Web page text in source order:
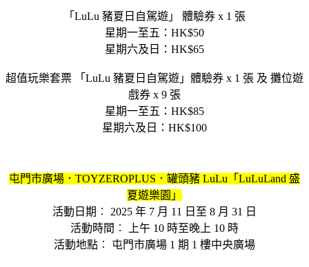
「LuLu 豬夏日自駕遊」 體驗券 x 1 張
星期一至五：HK$50
星期六及日：HK$65
超值玩樂套票 「LuLu 豬夏日自駕遊」體驗券 x 1 張 及 攤位遊
戲券 x 9 張
星期一至五：HK$85
星期六及日：HK$100
屯門市廣場．TOYZEROPLUS．罐頭豬 LuLu「LuLuLand 盛
夏遊樂園」
活動日期︰ 2025 年 7 月 11 日至 8 月 31 日
活動時間︰ 上午 10 時至晚上 10 時
活動地點︰ 屯門市廣場 1 期 1 樓中央廣場